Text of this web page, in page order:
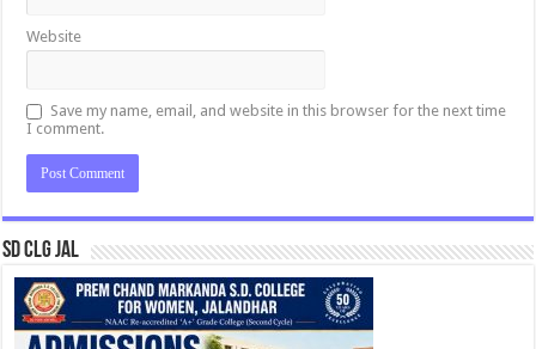
Website
Save my name, email, and website in this browser for the next time
I comment.
SD CLG JAL